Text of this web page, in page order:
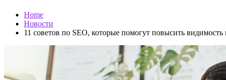
Home
Новости
11 советов по SEO, которые помогут повысить видимость